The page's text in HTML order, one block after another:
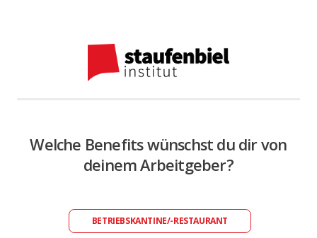
Welche Benefits wünschst du dir von
deinem Arbeitgeber?
BETRIEBSKANTINE/-RESTAURANT